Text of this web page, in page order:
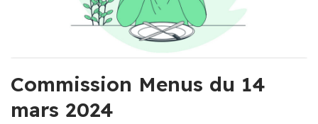
Commission Menus du 14
mars 2024